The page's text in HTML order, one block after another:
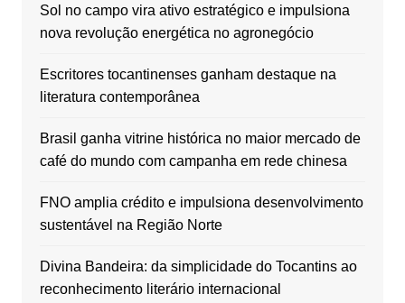
Sol no campo vira ativo estratégico e impulsiona
nova revolução energética no agronegócio
Escritores tocantinenses ganham destaque na
literatura contemporânea
Brasil ganha vitrine histórica no maior mercado de
café do mundo com campanha em rede chinesa
FNO amplia crédito e impulsiona desenvolvimento
sustentável na Região Norte
Divina Bandeira: da simplicidade do Tocantins ao
reconhecimento literário internacional